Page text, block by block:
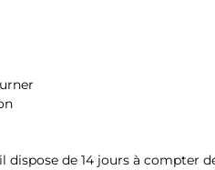
de 14 jours à compter